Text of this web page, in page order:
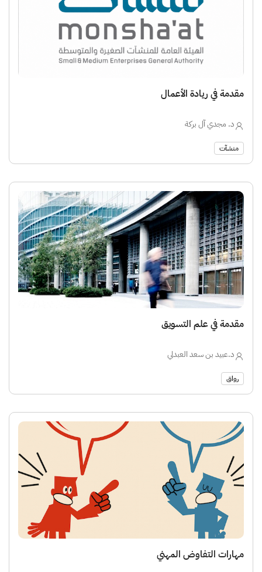
مقدمة في ريادة الأعمال
د. مجدي آل بركة
منشآت
مقدمة في علم التسويق
د.عبيد بن سعد العبدلي
رواق
مهارات التفاوض المهني